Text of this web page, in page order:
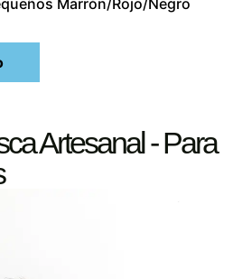
Marrón/Rojo/Negro
Artesanal - Para